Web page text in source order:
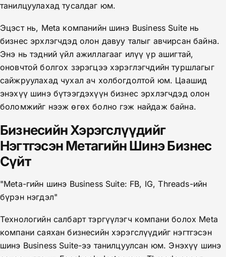
танилцуулахад тусалдаг юм.
Эцэст нь, Meta компанийн шинэ Business Suite нь
бизнес эрхлэгчдэд олон давуу талыг авчирсан байна.
Энэ нь тэдний үйл ажиллагааг илүү үр ашигтай,
оновчтой болгох зэрэгцээ хэрэглэгчдийн туршлагыг
сайжруулахад чухал ач холбогдолтой юм. Цаашид
энэхүү шинэ бүтээгдэхүүн бизнес эрхлэгчдэд олон
боломжийг нээж өгөх болно гэж найдаж байна.
Бизнесийн Хэрэгслүүдийг
Нэгтгэсэн Метагийн Шинэ Бизнес
Сүйт
"Meta-гийн шинэ Business Suite: FB, IG, Threads-ийн
бүрэн нэгдэл"
Технологийн салбарт тэргүүлэгч компани болох Meta
компани саяхан бизнесийн хэрэгслүүдийг нэгтгэсэн
шинэ Business Suite-ээ танилцуулсан юм. Энэхүү шинэ